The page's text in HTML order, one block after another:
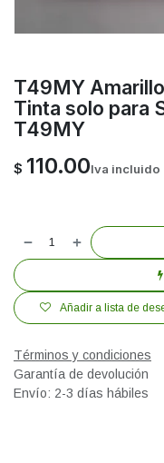
T49MY
Tinta solo para
T49MY
$ 110.00Iva incluido
Añadir a lista de
Términos y condiciones
Garantía de devolución
Envío: 2-3 días hábiles